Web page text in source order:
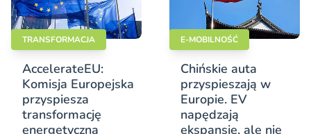
TRANSFORMACJA
AccelerateEU:
Komisja Europejska
przyspiesza
transformację
energetyczną
E-MOBILNOŚĆ
Chińskie auta
przyspieszają w
Europie. EV
napędzają
ekspansję, ale nie